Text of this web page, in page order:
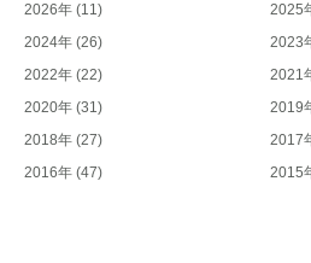
2026年 (11) 2025
2024年 (26) 2023
2022年 (22) 2021
2020年 (31) 2019
2018年 (27) 2017
2016年 (47) 2015